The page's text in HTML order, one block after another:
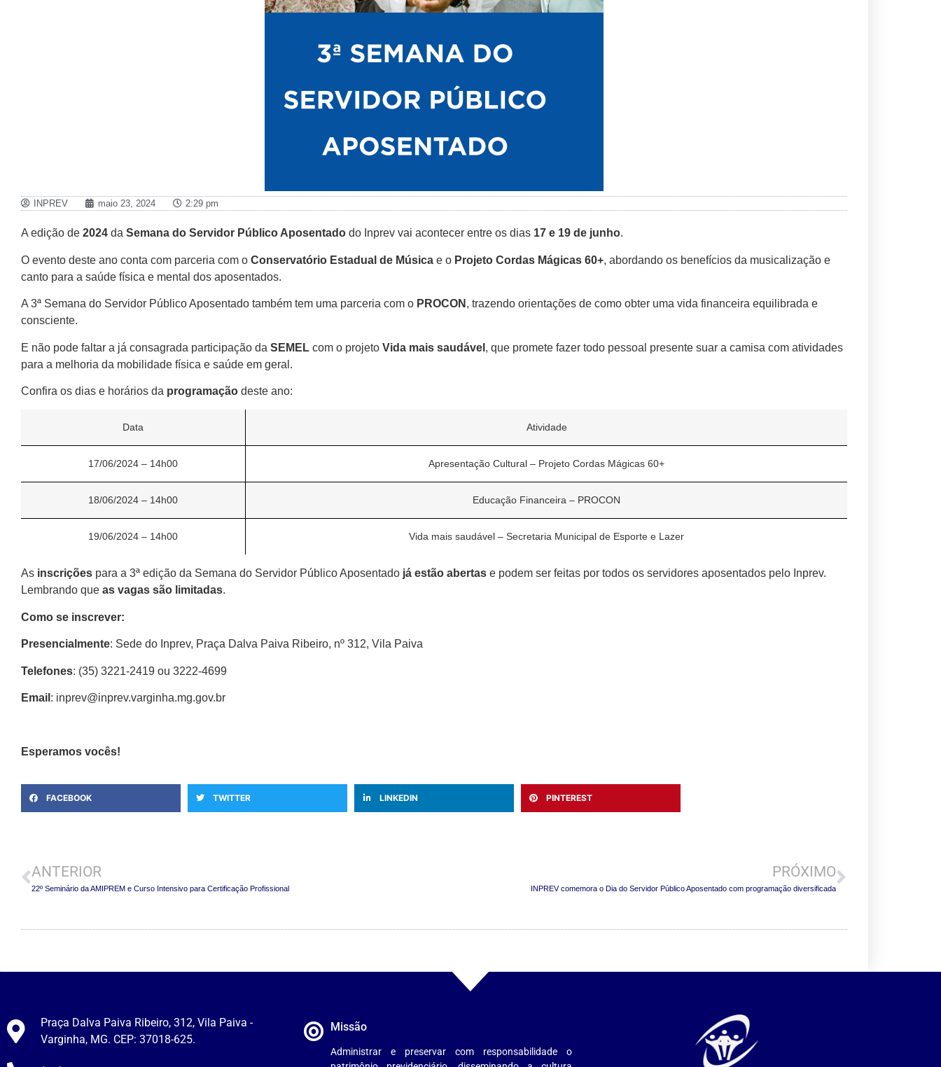
INPREV maio 23, 2024 2:29 pm
A edição de 2024 da Semana do Servidor Público Aposentado do Inprev vai acontecer entre os dias 17 e 19 de junho.
O evento deste ano conta com parceria com o Conservatório Estadual de Música e o Projeto Cordas Mágicas 60+, abordando os benefícios da musicalização e
canto para a saúde física e mental dos aposentados.
A 3ª Semana do Servidor Público Aposentado também tem uma parceria com o PROCON , trazendo orientações de como obter uma vida financeira equilibrada e
consciente.
E não pode faltar a já consagrada participação da SEMEL com o projeto Vida mais saudável , que promete fazer todo pessoal presente suar a camisa com atividades
para a melhoria da mobilidade física e saúde em geral.
Confira os dias e horários da programação deste ano:
Data Atividade
17/06/2024 – 14h00 Apresentação Cultural – Projeto Cordas Mágicas 60+
18/06/2024 – 14h00 Educação Financeira – PROCON
19/06/2024 – 14h00 Vida mais saudável – Secretaria Municipal de Esporte e Lazer
As inscrições para a 3ª edição da Semana do Servidor Público Aposentado já estão abertas e podem ser feitas por todos os servidores aposentados pelo Inprev.
Lembrando que as vagas são limitadas.
Como se inscrever:
Presencialmente: Sede do Inprev, Praça Dalva Paiva Ribeiro, nº 312, Vila Paiva
Telefones: (35) 3221-2419 ou 3222-4699
Email : inprev@inprev.varginha.mg.gov.br
Esperamos vocês!
FACEBOOK TWITTER LINKEDIN PINTEREST
ANTERIOR
22º Seminário da AMIPREM e Curso Intensivo para Certificação Profissional
PRÓXIMO
INPREV comemora o Dia do Servidor Público Aposentado com programação diversificada
Praça Dalva Paiva Ribeiro, 312, Vila Paiva -
Varginha, MG. CEP: 37018-625.
Missão
Administrar e preservar com responsabilidade o